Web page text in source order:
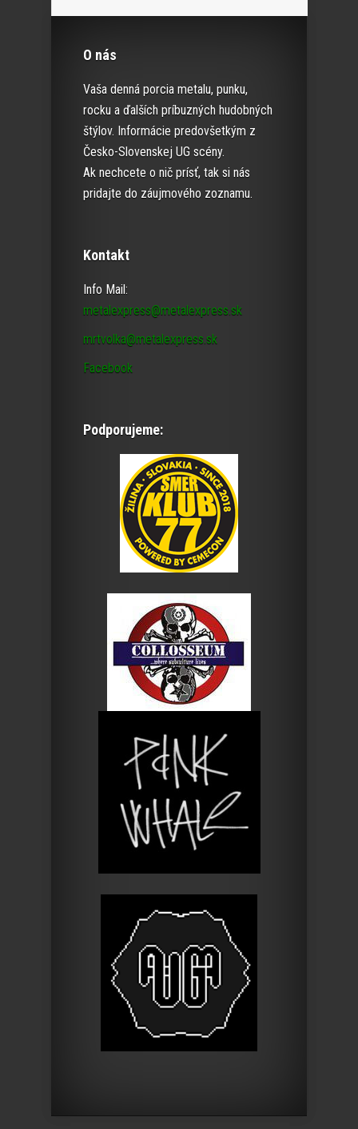
O nás
Vaša denná porcia metalu, punku,
rocku a ďalších príbuzných hudobných
štýlov. Informácie predovšetkým z
Česko-Slovenskej UG scény.
Ak nechcete o nič prísť, tak si nás
pridajte do záujmového zoznamu.
Kontakt
Info Mail:
metalexpress@metalexpress.sk
mrtvolka@metalexpress.sk
Facebook
Podporujeme: